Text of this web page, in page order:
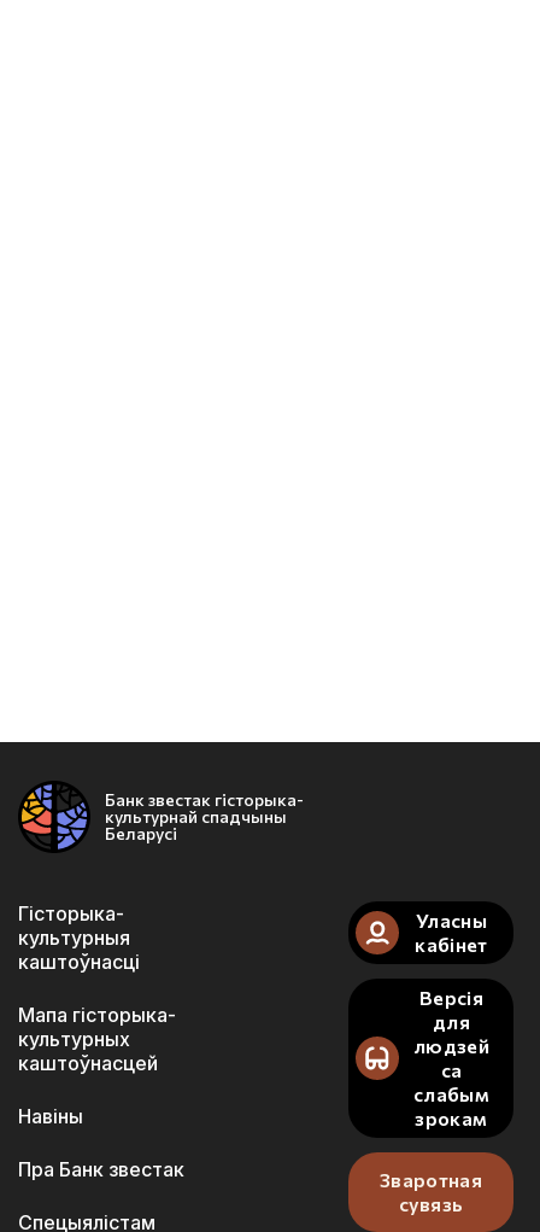
Банк звестак гісторыка-
культурнай спадчыны
Беларусі
Гісторыка-
культурныя
каштоўнасці
Мапа гісторыка-
культурных
каштоўнасцей
Навіны
Пра Банк звестак
Спецыялістам
Уласны
кабінет
Версія
для
людзей
са
слабым
зрокам
Зваротная
сувязь